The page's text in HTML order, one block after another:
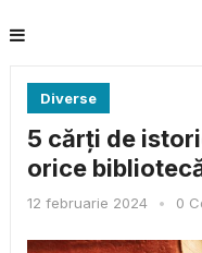
Diverse
5 cărți de
orice
12 februarie 2024 • 0